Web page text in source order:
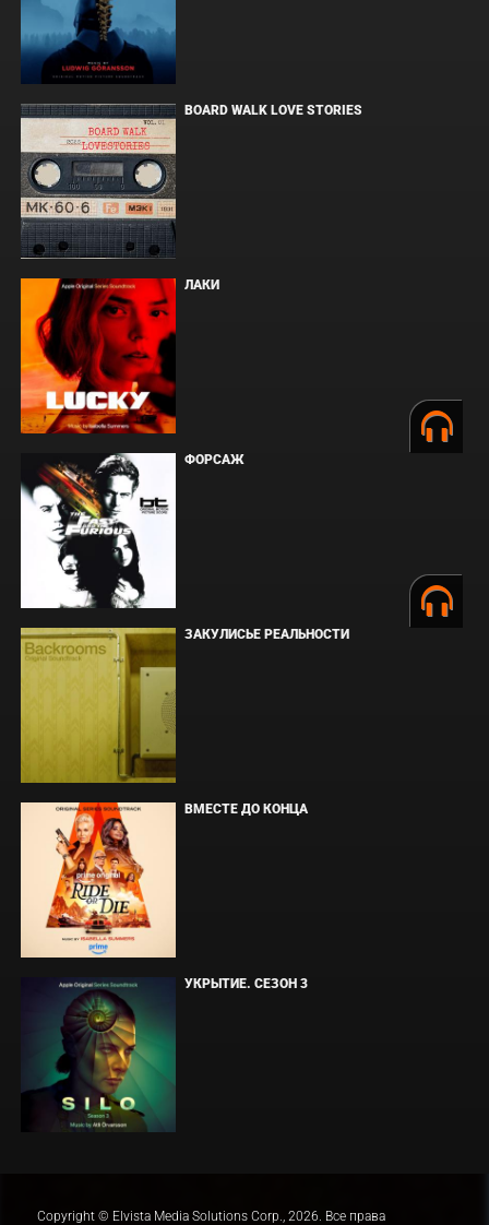
BOARD WALK LOVE STORIES
ЛАКИ
ФОРСАЖ
ЗАКУЛИСЬЕ РЕАЛЬНОСТИ
ВМЕСТЕ ДО КОНЦА
УКРЫТИЕ. СЕЗОН 3
Copyright © Elvista Media Solutions Corp., 2026. Все права